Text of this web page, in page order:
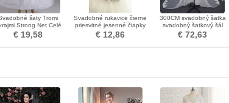
šaty Tromi
Strong Net Celé
String Nastaviteľné
€ 19,58
Svadobné rukavice čierne
priesvitné jesenné čiapky
tiene čipky
€ 12,86
300CM svadobný šatka
svadobný šatkový šál
€ 72,63